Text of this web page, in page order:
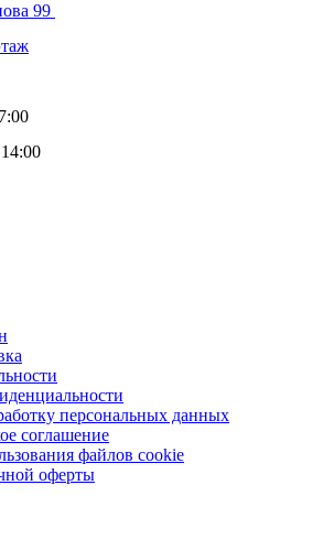
99
персональных данных
соглашение
файлов cookie
оферты